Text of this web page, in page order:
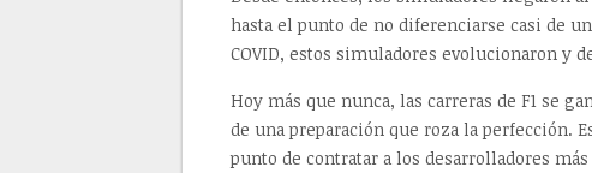
hasta el punto de no diferenciarse casi de
COVID, estos simuladores evolucionaron y
Hoy más que nunca, las carreras de F1 se
de una preparación que roza la perfección.
punto de contratar a los desarrolladores